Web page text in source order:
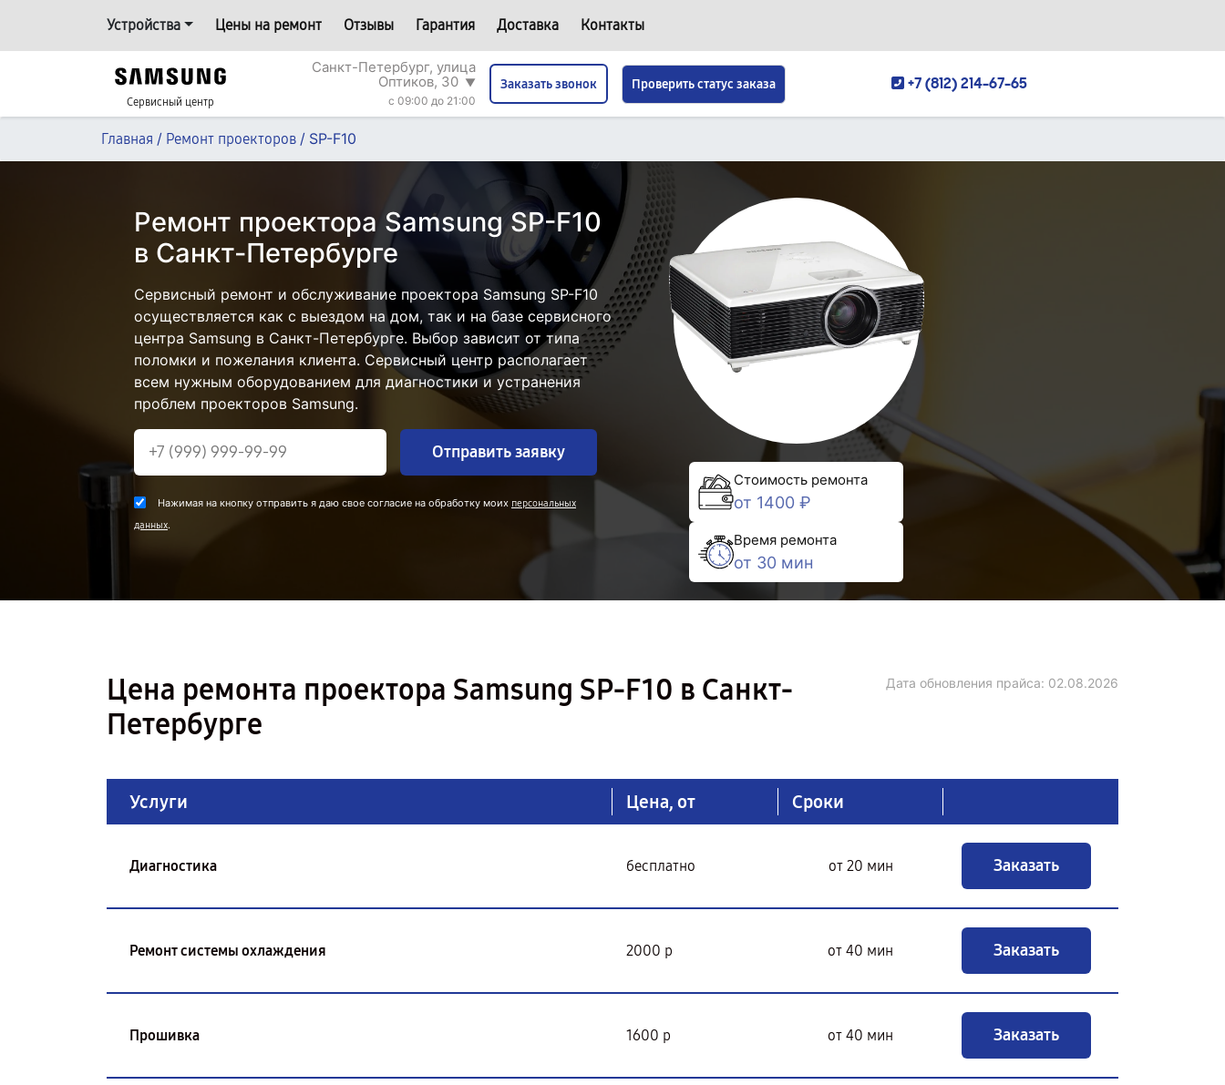
Устройства Цены на ремонт Отзывы Гарантия Доставка Контакты
Сервисный центр
Санкт-Петербург, улица
Оптиков, 30 ▼
c 09:00 до 21:00
Заказать звонок Проверить статус заказа +7 (812) 214-67-65
Главная / Ремонт проекторов / SP-F10
Ремонт проектора Samsung SP-F10
в Санкт-Петербурге
Сервисный ремонт и обслуживание проектора Samsung SP-F10
осуществляется как с выездом на дом, так и на базе сервисного
центра Samsung в Санкт-Петербурге. Выбор зависит от типа
поломки и пожелания клиента. Сервисный центр располагает
всем нужным оборудованием для диагностики и устранения
проблем проекторов Samsung.
Отправить заявку
Нажимая на кнопку отправить я даю свое согласие на обработку моих персональных
данных.
Стоимость ремонта
от 1400 ₽
Время ремонта
от 30 мин
Цена ремонта проектора Samsung SP-F10 в Санкт-
Петербурге
Дата обновления прайса: 02.08.2026
Услуги Цена, от Сроки
Диагностика бесплатно от 20 мин Заказать
Ремонт системы охлаждения 2000 р от 40 мин Заказать
Прошивка 1600 р от 40 мин Заказать